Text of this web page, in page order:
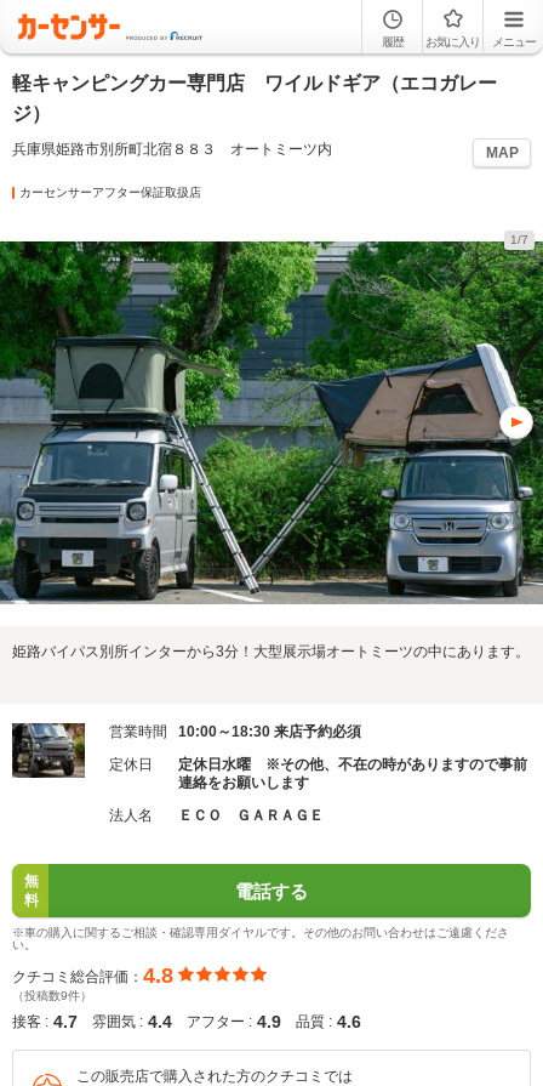
履歴 お気に入り メニュー
軽キャンピングカー専門店 ワイルドギア（エコガレー
ジ）
兵庫県姫路市別所町北宿８８３ オートミーツ内 MAP
カーセンサーアフター保証取扱店
1/7
姫路バイパス別所インターから3分！大型展示場オートミーツの中にあります。
営業時間
10:00～18:30 来店予約必須
定休日
定休日水曜 ※その他、不在の時がありますので事前
連絡をお願いします
法人名
ＥＣＯ ＧＡＲＡＧＥ
無
料
電話する
※車の購入に関するご相談・確認専用ダイヤルです。その他のお問い合わせはご遠慮くださ
い。
クチコミ総合評価： 4.8
（投稿数9件）
接客 : 4.7 雰囲気 : 4.4 アフター : 4.9 品質 : 4.6
この販売店で購入された方のクチコミでは